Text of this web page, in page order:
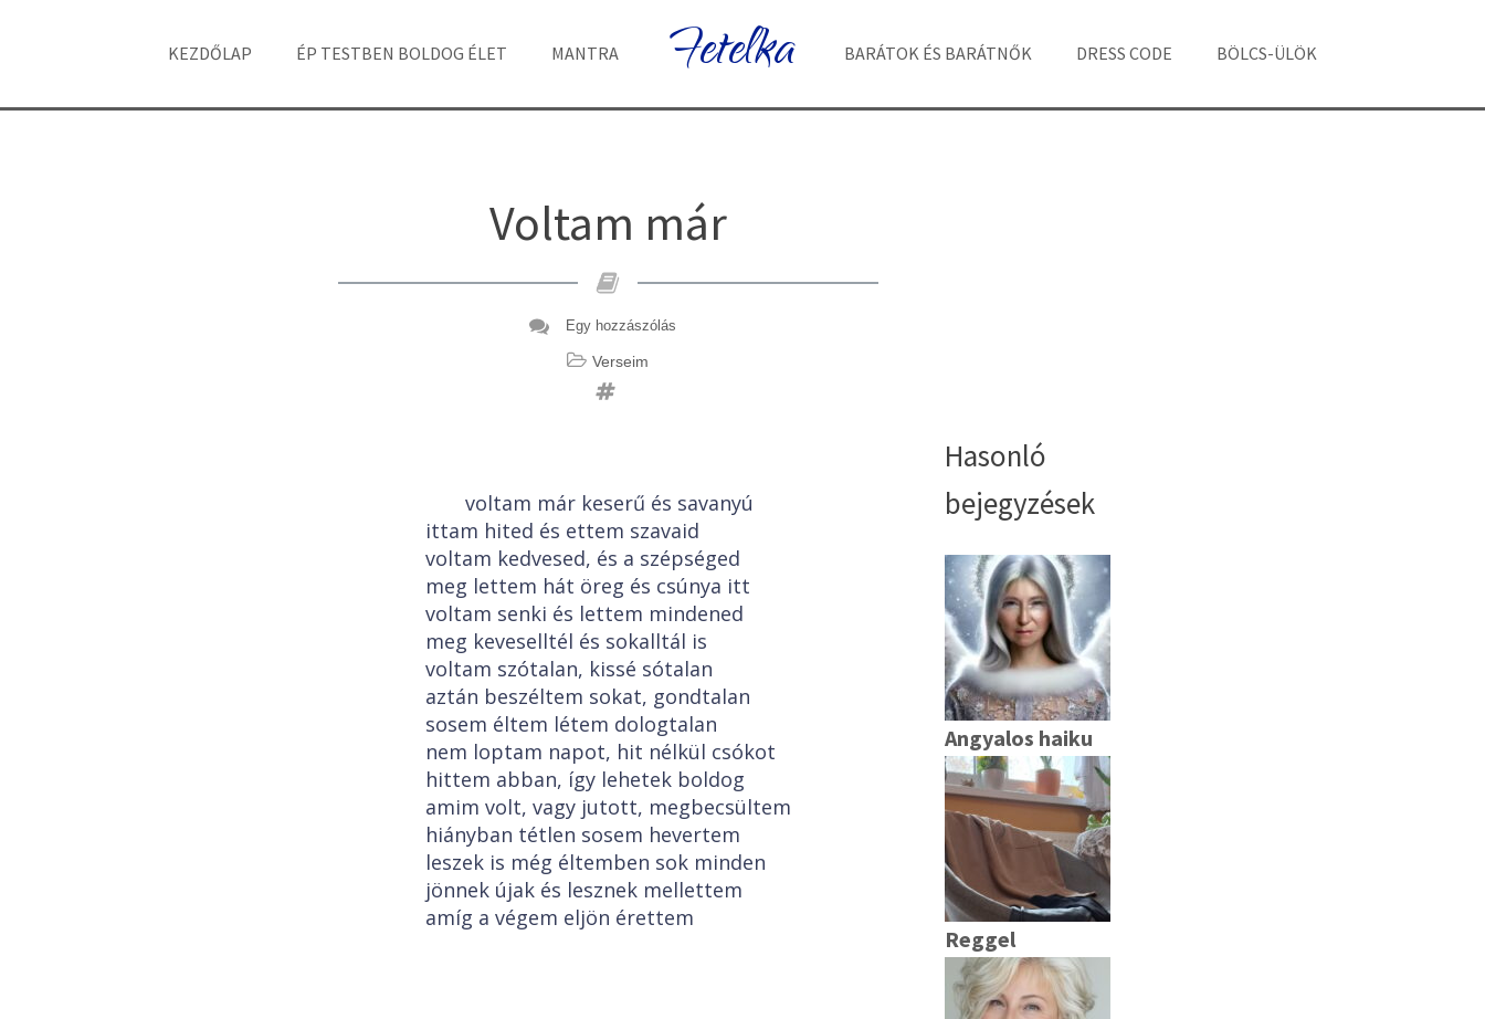
KEZDŐLAP ÉP TESTBEN BOLDOG ÉLET MANTRA Fetelka BARÁTOK ÉS BARÁTNŐK DRESS CODE BÖLCS-ÜLÖK
Voltam már
Egy hozzászólás
Verseim
voltam már keserű és savanyú
ittam hited és ettem szavaid
voltam kedvesed, és a szépséged
meg lettem hát öreg és csúnya itt
voltam senki és lettem mindened
meg keveselltél és sokalltál is
voltam szótalan, kissé sótalan
aztán beszéltem sokat, gondtalan
sosem éltem létem dologtalan
nem loptam napot, hit nélkül csókot
hittem abban, így lehetek boldog
amim volt, vagy jutott, megbecsültem
hiányban tétlen sosem hevertem
leszek is még éltemben sok minden
jönnek újak és lesznek mellettem
amíg a végem eljön érettem
Hasonló
bejegyzések
Angyalos haiku
Reggel